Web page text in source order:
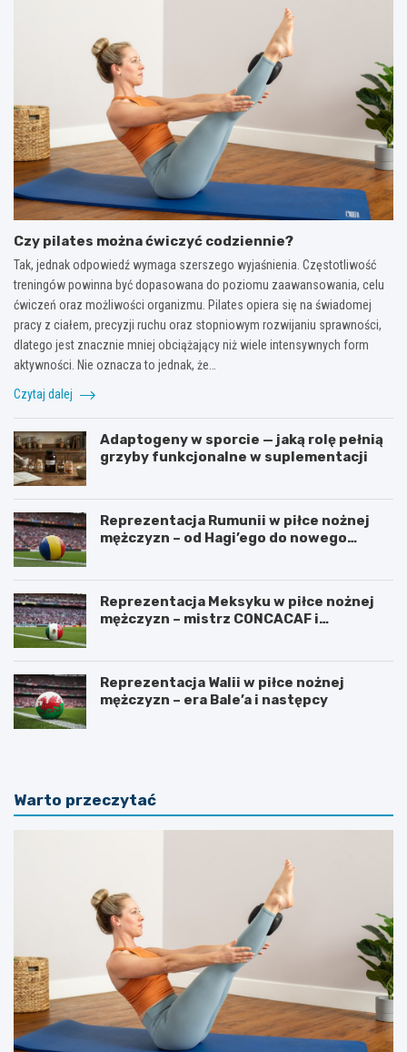
Czy pilates można ćwiczyć codziennie?
Tak, jednak odpowiedź wymaga szerszego wyjaśnienia. Częstotliwość
treningów powinna być dopasowana do poziomu zaawansowania, celu
ćwiczeń oraz możliwości organizmu. Pilates opiera się na świadomej
pracy z ciałem, precyzji ruchu oraz stopniowym rozwijaniu sprawności,
dlatego jest znacznie mniej obciążający niż wiele intensywnych form
aktywności. Nie oznacza to jednak, że…
Czytaj dalej
Adaptogeny w sporcie — jaką rolę pełnią
grzyby funkcjonalne w suplementacji
Reprezentacja Rumunii w piłce nożnej
mężczyzn – od Hagi’ego do nowego
Reprezentacja Meksyku w piłce nożnej
mężczyzn – mistrz CONCACAF i
Reprezentacja Walii w piłce nożnej
mężczyzn – era Bale’a i następcy
Warto przeczytać